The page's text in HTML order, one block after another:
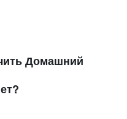
Домашний